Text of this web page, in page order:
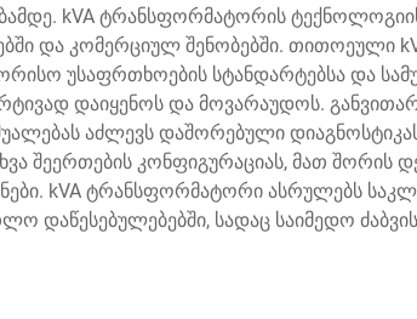
kVA ტრანსფორმატორის
და კომერციულ შენობებში.
უსაფრთხოების სტანდარტებსა და
დაიყენოს და მოვარაუდოს.
აძლევს დაშორებული
შეერთების კონფიგურაციას, მათ
kVA ტრანსფორმატორი ასრულებს
დაწესებულებებში, სადაც საიმედო